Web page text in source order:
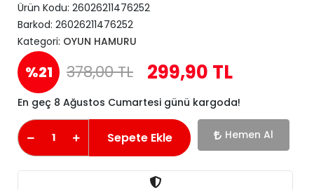
Ürün Kodu: 26026211476252
Barkod: 26026211476252
Kategori: OYUN HAMURU
%21 378,00 TL 299,90 TL
En geç 8 Ağustos Cumartesi günü kargoda!
Sepete Ekle Hemen Al